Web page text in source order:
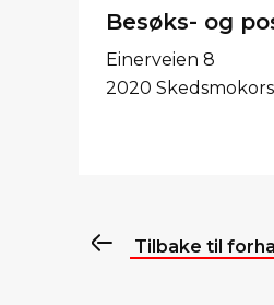
Besøks- og
Einerveien 8
2020
Tilbake til